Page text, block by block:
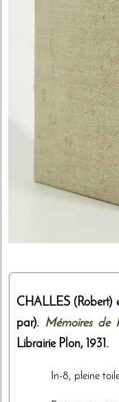
CHALLES (Robert)
par). Mémoires de
Librairie Plon, 1931 .
In-8, pleine